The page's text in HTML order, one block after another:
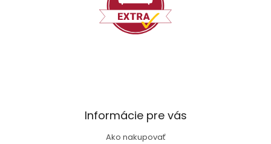
Informácie pre vás
Ako nakupovať